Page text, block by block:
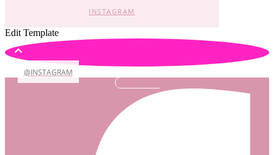
INSTAGRAM
Edit Template
@INSTAGRAM
Facebook-f